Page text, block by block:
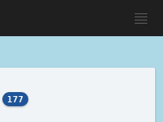
177